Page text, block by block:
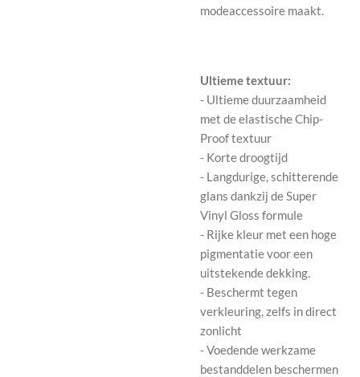
modeaccessoire maakt.
Ultieme textuur:
- Ultieme duurzaamheid
met de elastische Chip-
Proof textuur
- Korte droogtijd
- Langdurige, schitterende
glans dankzij de Super
Vinyl Gloss formule
- Rijke kleur met een hoge
pigmentatie voor een
uitstekende dekking.
- Beschermt tegen
verkleuring, zelfs in direct
zonlicht
- Voedende werkzame
bestanddelen beschermen